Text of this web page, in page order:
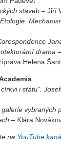
staveb – Jiří
Etologie.
drama –
Helena
i státu“.
vybraných
– Klára
na YouTube